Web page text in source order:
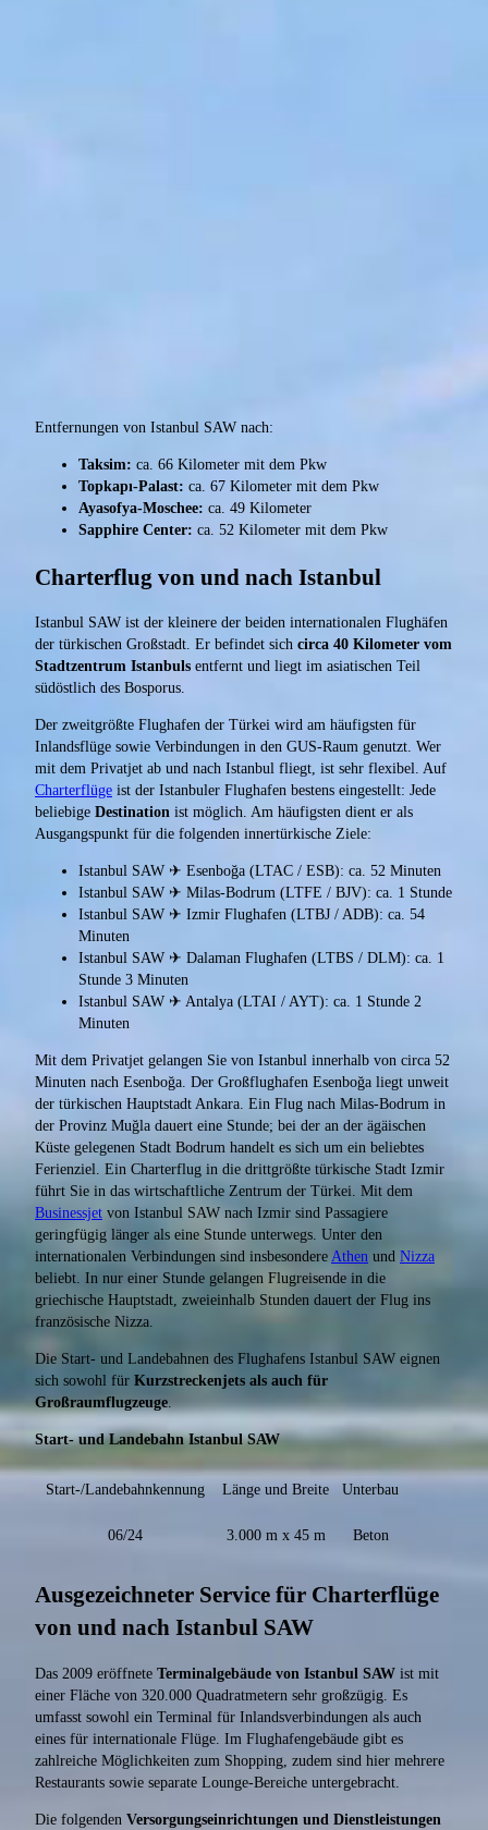
Entfernungen von Istanbul SAW nach:
Taksim: ca. 66 Kilometer mit dem Pkw
Topkapı-Palast: ca. 67 Kilometer mit dem Pkw
Ayasofya-Moschee: ca. 49 Kilometer
Sapphire Center: ca. 52 Kilometer mit dem Pkw
Charterflug von und nach Istanbul
Istanbul SAW ist der kleinere der beiden internationalen Flughäfen
der türkischen Großstadt. Er befindet sich circa 40 Kilometer vom
Stadtzentrum Istanbuls entfernt und liegt im asiatischen Teil
südöstlich des Bosporus.
Der zweitgrößte Flughafen der Türkei wird am häufigsten für
Inlandsflüge sowie Verbindungen in den GUS-Raum genutzt. Wer
mit dem Privatjet ab und nach Istanbul fliegt, ist sehr flexibel. Auf
Charterflüge ist der Istanbuler Flughafen bestens eingestellt: Jede
beliebige Destination ist möglich. Am häufigsten dient er als
Ausgangspunkt für die folgenden innertürkische Ziele:
Istanbul SAW ✈ Esenboğa (LTAC / ESB): ca. 52 Minuten
Istanbul SAW ✈ Milas-Bodrum (LTFE / BJV): ca. 1 Stunde
Istanbul SAW ✈ Izmir Flughafen (LTBJ / ADB): ca. 54
Minuten
Istanbul SAW ✈ Dalaman Flughafen (LTBS / DLM): ca. 1
Stunde 3 Minuten
Istanbul SAW ✈ Antalya (LTAI / AYT): ca. 1 Stunde 2
Minuten
Mit dem Privatjet gelangen Sie von Istanbul innerhalb von circa 52
Minuten nach Esenboğa. Der Großflughafen Esenboğa liegt unweit
der türkischen Hauptstadt Ankara. Ein Flug nach Milas-Bodrum in
der Provinz Muğla dauert eine Stunde; bei der an der ägäischen
Küste gelegenen Stadt Bodrum handelt es sich um ein beliebtes
Ferienziel. Ein Charterflug in die drittgrößte türkische Stadt Izmir
führt Sie in das wirtschaftliche Zentrum der Türkei. Mit dem
Businessjet von Istanbul SAW nach Izmir sind Passagiere
geringfügig länger als eine Stunde unterwegs. Unter den
internationalen Verbindungen sind insbesondere Athen und Nizza
beliebt. In nur einer Stunde gelangen Flugreisende in die
griechische Hauptstadt, zweieinhalb Stunden dauert der Flug ins
französische Nizza.
Die Start- und Landebahnen des Flughafens Istanbul SAW eignen
sich sowohl für Kurzstreckenjets als auch für
Großraumflugzeuge.
Start- und Landebahn Istanbul SAW
Start-/Landebahnkennung Länge und Breite Unterbau
06/24 3.000 m x 45 m Beton
Ausgezeichneter Service für Charterflüge
von und nach Istanbul SAW
Das 2009 eröffnete Terminalgebäude von Istanbul SAW ist mit
einer Fläche von 320.000 Quadratmetern sehr großzügig. Es
umfasst sowohl ein Terminal für Inlandsverbindungen als auch
eines für internationale Flüge. Im Flughafengebäude gibt es
zahlreiche Möglichkeiten zum Shopping, zudem sind hier mehrere
Restaurants sowie separate Lounge-Bereiche untergebracht.
Die folgenden Versorgungseinrichtungen und Dienstleistungen